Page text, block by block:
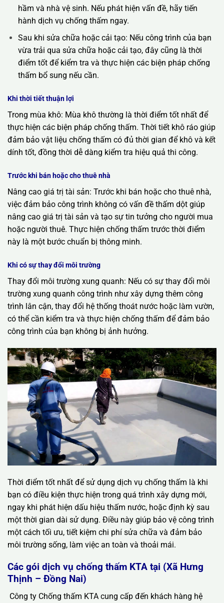
hầm và nhà vệ sinh. Nếu phát hiện vấn đề, hãy tiến
hành dịch vụ chống thấm ngay.
Sau khi sửa chữa hoặc cải tạo: Nếu công trình của bạn
vừa trải qua sửa chữa hoặc cải tạo, đây cũng là thời
điểm tốt để kiểm tra và thực hiện các biện pháp chống
thấm bổ sung nếu cần.
Khi thời tiết thuận lợi
Trong mùa khô: Mùa khô thường là thời điểm tốt nhất để
thực hiện các biện pháp chống thấm. Thời tiết khô ráo giúp
đảm bảo vật liệu chống thấm có đủ thời gian để khô và kết
dính tốt, đồng thời dễ dàng kiểm tra hiệu quả thi công.
Trước khi bán hoặc cho thuê nhà
Nâng cao giá trị tài sản: Trước khi bán hoặc cho thuê nhà,
việc đảm bảo công trình không có vấn đề thấm dột giúp
nâng cao giá trị tài sản và tạo sự tin tưởng cho người mua
hoặc người thuê. Thực hiện chống thấm trước thời điểm
này là một bước chuẩn bị thông minh.
Khi có sự thay đổi môi trường
Thay đổi môi trường xung quanh: Nếu có sự thay đổi môi
trường xung quanh công trình như xây dựng thêm công
trình lân cận, thay đổi hệ thống thoát nước hoặc làm vườn,
có thể cần kiểm tra và thực hiện chống thấm để đảm bảo
công trình của bạn không bị ảnh hưởng.
Thời điểm tốt nhất để sử dụng dịch vụ chống thấm là khi
bạn có điều kiện thực hiện trong quá trình xây dựng mới,
ngay khi phát hiện dấu hiệu thấm nước, hoặc định kỳ sau
một thời gian dài sử dụng. Điều này giúp bảo vệ công trình
một cách tối ưu, tiết kiệm chi phí sửa chữa và đảm bảo
môi trường sống, làm việc an toàn và thoải mái.
Các gói dịch vụ chống thấm KTA tại (Xã Hưng
Thịnh – Đồng Nai)
Công ty Chống thấm KTA cung cấp đến khách hàng hệ